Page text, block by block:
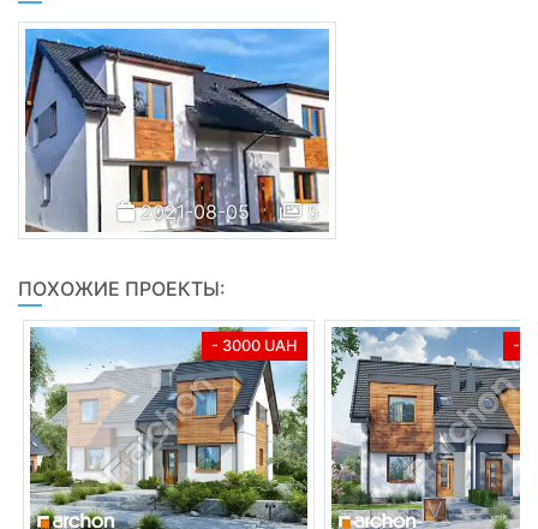
2021-08-05 5
ПОХОЖИЕ ПРОЕКТЫ:
- 3000 UAH -